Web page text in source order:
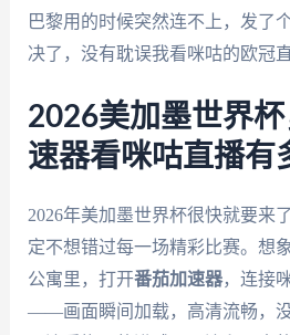
巴黎用的时候突然连不上，发了
决了，没有耽误我看咪咕的欧冠直
2026美加墨世界
速器看咪咕直播有
2026年美加墨世界杯很快就要来
定不想错过每一场精彩比赛。想
公寓里，打开番茄加速器，连接
——画面瞬间加载，高清流畅，